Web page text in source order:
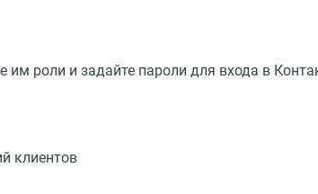
им роли и задайте пароли для входа в
клиентов